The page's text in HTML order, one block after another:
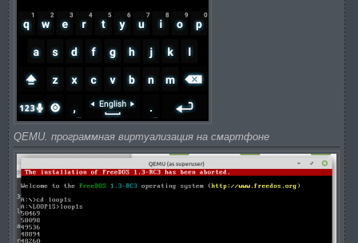
QEMU. программная виртуализация на смартфоне